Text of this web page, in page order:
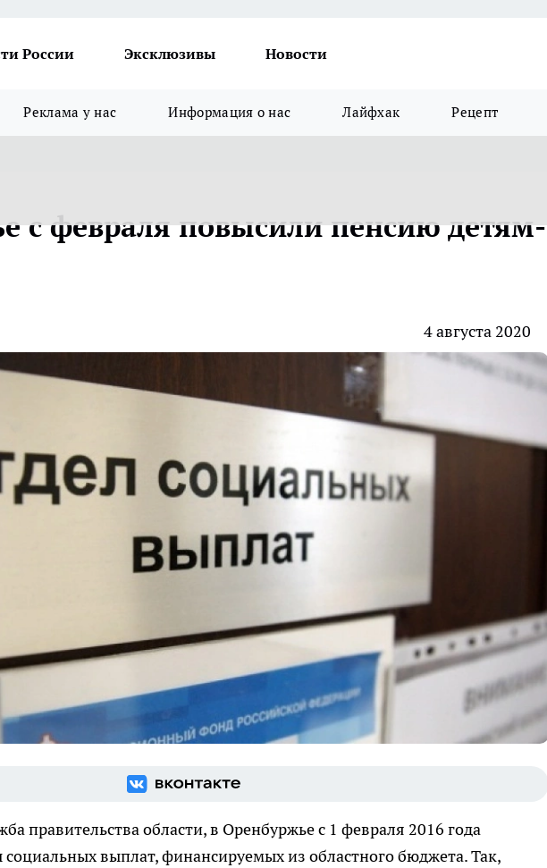
России Эксклюзивы Новости
Реклама у нас Информация о нас Лайфхак Рецепт
с февраля повысили пенсию детям-
4 августа 2020
правительства области, в Оренбуржье с 1 февраля 2016 года
выплат, финансируемых из областного бюджета. Так,